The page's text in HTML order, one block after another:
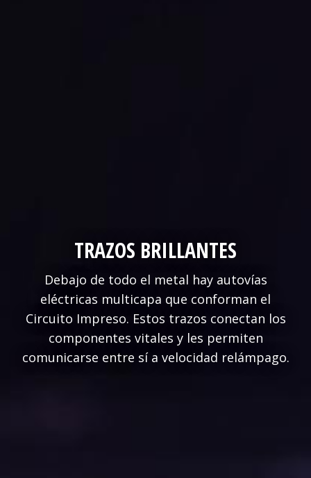
TRAZOS BRILLANTES
Debajo de todo el metal hay autovías
eléctricas multicapa que conforman el
Circuito Impreso. Estos trazos conectan los
componentes vitales y les permiten
comunicarse entre sí a velocidad relámpago.